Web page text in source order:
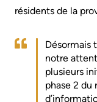
résidents de la
Désormais
notre
plusieurs
phase 2